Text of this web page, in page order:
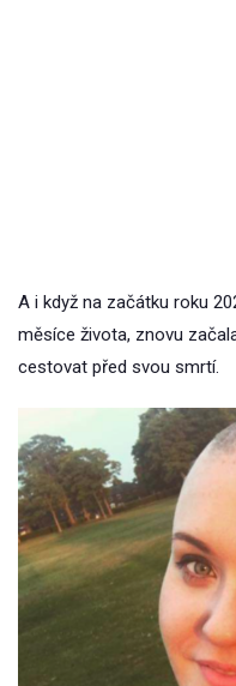
A i když na začátku roku
měsíce života, znovu
cestovat před svou smrtí.